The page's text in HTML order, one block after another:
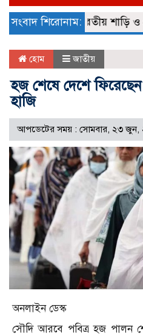
সংবাদ শিরোনাম:
লাখ টাকার ভারতীয় শাড়ি ও
হোম জাতীয়
হজ শেষে দেশে
হাজি
আপডেটের সময় : সোমবার, ২৩ জুন,
অনলাইন ডেস্ক
সৌদি আরবে পবিত্র হজ পালন